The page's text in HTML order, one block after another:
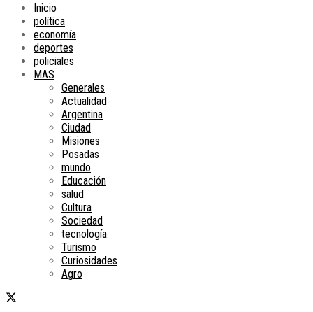
Inicio
política
economía
deportes
policiales
MAS
Generales
Actualidad
Argentina
Ciudad
Misiones
Posadas
mundo
Educación
salud
Cultura
Sociedad
tecnología
Turismo
Curiosidades
Agro